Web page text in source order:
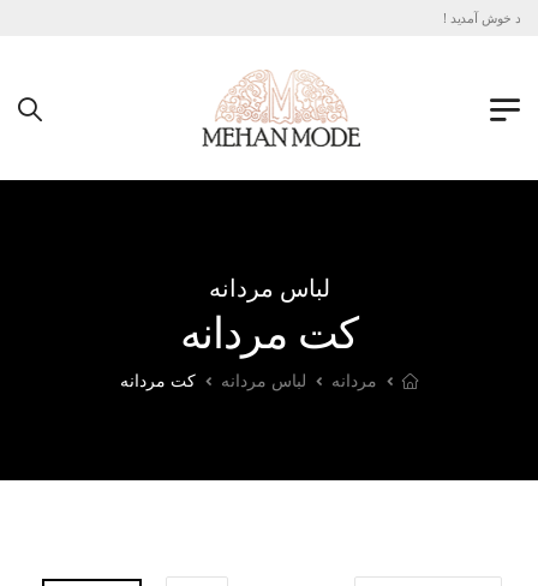
مد خوش آمدید !
لباس مردانه
کت مردانه
مردانه لباس مردانه کت مردانه